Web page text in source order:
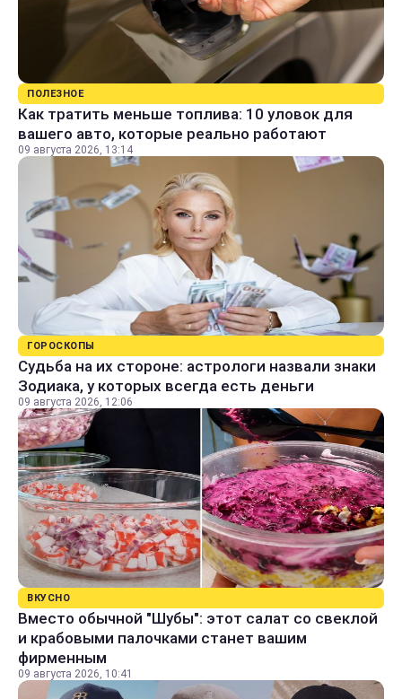
ПОЛЕЗНОЕ
Как тратить меньше топлива: 10 уловок для
вашего авто, которые реально работают
09 августа 2026, 13:14
ГОРОСКОПЫ
Судьба на их стороне: астрологи назвали знаки
Зодиака, у которых всегда есть деньги
09 августа 2026, 12:06
ВКУСНО
Вместо обычной "Шубы": этот салат со свеклой
и крабовыми палочками станет вашим
фирменным
09 августа 2026, 10:41